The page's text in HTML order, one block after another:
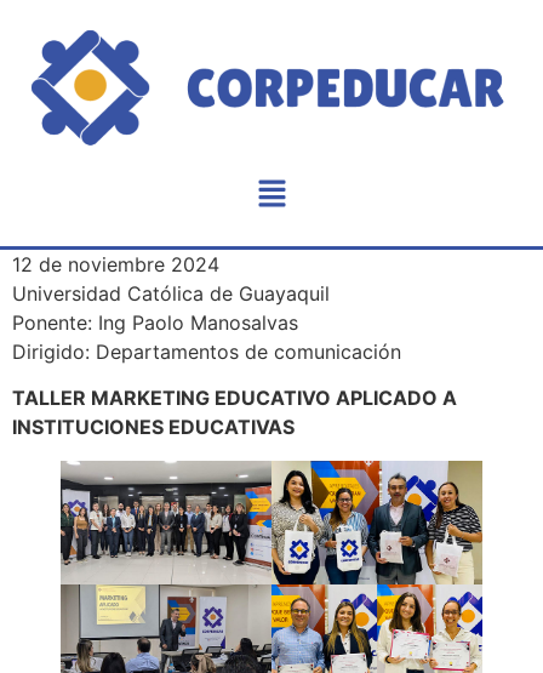
12 de noviembre 2024
Universidad Católica de Guayaquil
Ponente: Ing Paolo Manosalvas
Dirigido: Departamentos de comunicación
TALLER MARKETING EDUCATIVO APLICADO A
INSTITUCIONES EDUCATIVAS